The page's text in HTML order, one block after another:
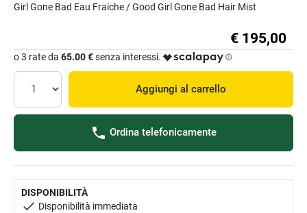
Girl Gone Bad Eau Fraiche / Good Girl Gone Bad Hair Mist
€ 195,00
o 3 rate da 65.00 €senza interessi.
Aggiungi al carrello
Ordina telefonicamente
DISPONIBILITÀ
Disponibilità immediata